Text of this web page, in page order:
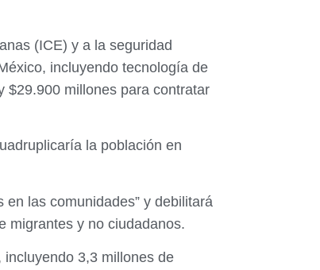
(ICE) y a la seguridad
incluyendo tecnología de
$29.900 millones para contratar
la población en
las comunidades” y debilitará
migrantes y no ciudadanos.
3,3 millones de